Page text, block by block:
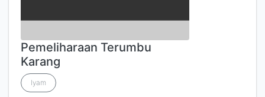
Pemeliharaan Terumbu
Karang
Iyam